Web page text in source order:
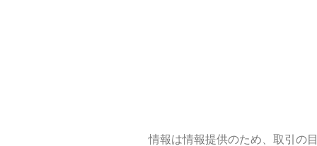
情報は情報提供のため、取引の